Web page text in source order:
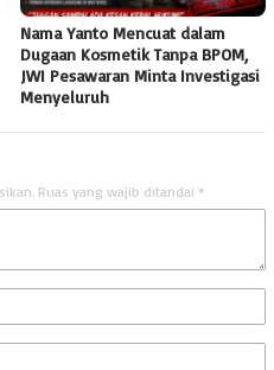
Nama Yanto Mencuat dalam
Dugaan Kosmetik Tanpa BPOM,
JWI Pesawaran Minta Investigasi
Menyeluruh
Ruas yang wajib ditandai *